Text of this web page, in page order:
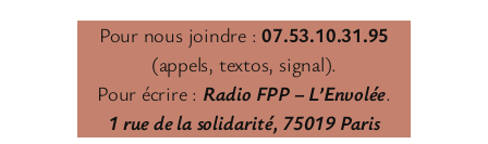
Pour nous joindre : 07.53.10.31.95
(appels, textos, signal).
Pour écrire : Radio FPP – L’Envolée.
1 rue de la solidarité, 75019 Paris